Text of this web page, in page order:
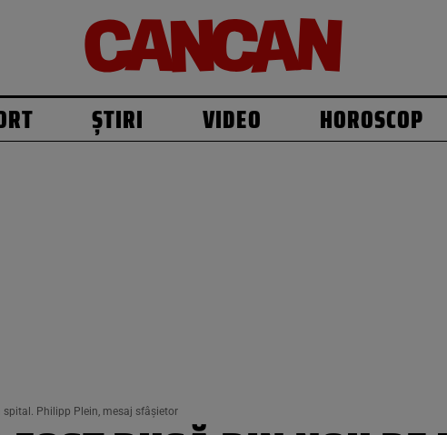
ȘTIRI VIDEO HOROSCOP
Philipp Plein, mesaj sfâșietor